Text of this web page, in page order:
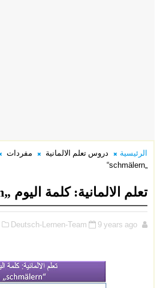
الرئيسية دروس تعلم الالمانية مفردات
تعلم الالمانية: كلمة اليوم „schmälern“
Deutsch-Lernen-Team 9 years ago